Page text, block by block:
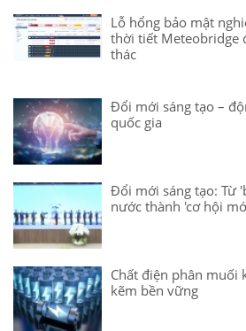
Lỗ hổng bảo mật
thời tiết Meteobridge
thác
Đổi mới sáng tạo –
quốc gia
Đổi mới sáng tạo: Từ
nước thành 'cơ hội
Chất điện phân muối
kẽm bền vững